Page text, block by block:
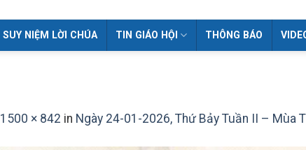
SUY NIỆM LỜI CHÚA TIN GIÁO HỘI THÔNG BÁO
1500 × 842 in Ngày 24-01-2026, Thứ Bảy Tuần II – Mùa